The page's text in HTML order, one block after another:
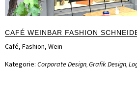
CAFÉ WEINBAR FASHION
Café, Fashion, Wein
Kategorie: Corporate Design Grafik Design